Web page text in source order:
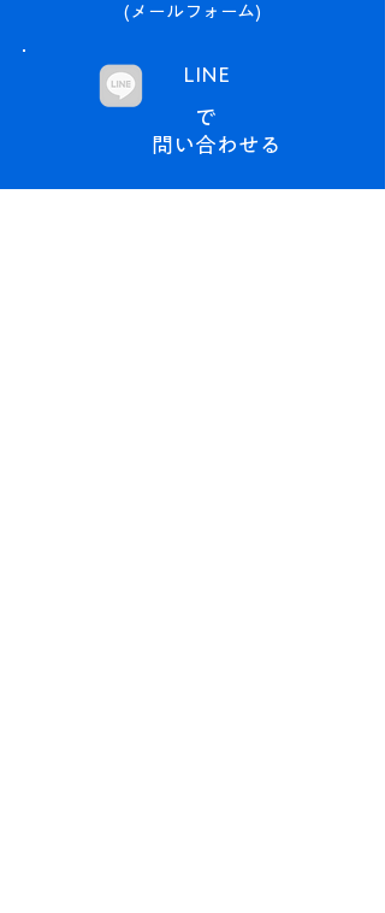
(メールフォーム)
問い合わせる​
LINE
で